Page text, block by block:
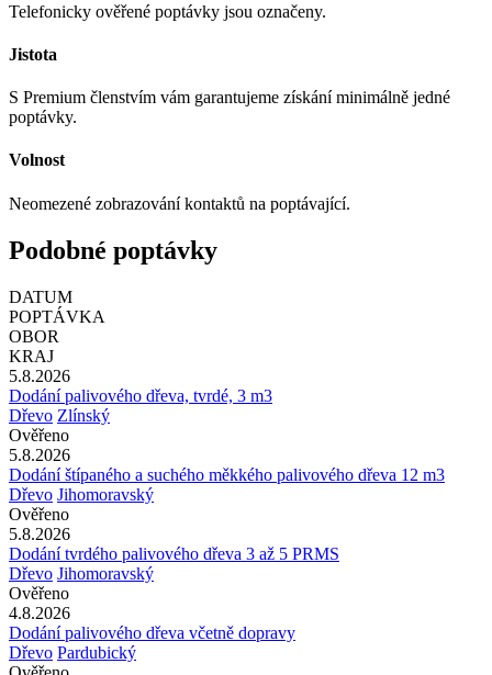
Telefonicky ověřené poptávky jsou označeny.
Jistota
S Premium členstvím vám garantujeme získání minimálně jedné
poptávky.
Volnost
Neomezené zobrazování kontaktů na poptávající.
Podobné poptávky
DATUM
POPTÁVKA
OBOR
KRAJ
5.8.2026
Dodání palivového dřeva, tvrdé, 3 m3
Dřevo Zlínský
Ověřeno
5.8.2026
Dodání štípaného a suchého měkkého palivového dřeva 12 m3
Dřevo Jihomoravský
Ověřeno
5.8.2026
Dodání tvrdého palivového dřeva 3 až 5 PRMS
Dřevo Jihomoravský
Ověřeno
4.8.2026
Dodání palivového dřeva včetně dopravy
Dřevo Pardubický